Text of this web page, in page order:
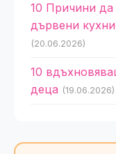
10 Причини да
дървени
(20.06.2026)
10
деца (19.06.2026)